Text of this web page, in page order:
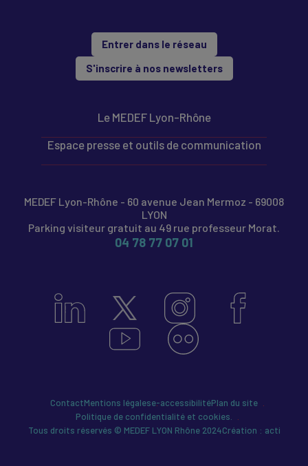
Entrer dans le réseau
S'inscrire à nos newsletters
Le MEDEF Lyon-Rhône
Espace presse et outils de communication
MEDEF Lyon-Rhône - 60 avenue Jean Mermoz - 69008
LYON
Parking visiteur gratuit au 49 rue professeur Morat.
04 78 77 07 01
ContactMentions légalese-accessibilitéPlan du site
Politique de confidentialité et cookies.
Tous droits réservés © MEDEF LYON Rhône 2024Création : acti